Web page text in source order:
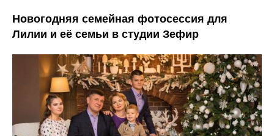
Новогодняя семейная фотосессия для
Лилии и её семьи в студии Зефир